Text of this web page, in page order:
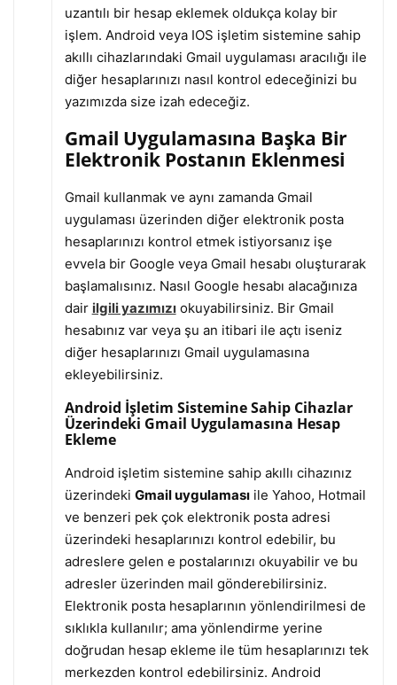
uzantılı bir hesap eklemek oldukça kolay bir
işlem. Android veya IOS işletim sistemine sahip
akıllı cihazlarındaki Gmail uygulaması aracılığı ile
diğer hesaplarınızı nasıl kontrol edeceğinizi bu
yazımızda size izah edeceğiz.
Gmail Uygulamasına Başka Bir
Elektronik Postanın Eklenmesi
Gmail kullanmak ve aynı zamanda Gmail
uygulaması üzerinden diğer elektronik posta
hesaplarınızı kontrol etmek istiyorsanız işe
evvela bir Google veya Gmail hesabı oluşturarak
başlamalısınız. Nasıl Google hesabı alacağınıza
dair ilgili yazımızıokuyabilirsiniz. Bir Gmail
hesabınız var veya şu an itibari ile açtı iseniz
diğer hesaplarınızı Gmail uygulamasına
ekleyebilirsiniz.
Android İşletim Sistemine Sahip Cihazlar
Üzerindeki Gmail Uygulamasına Hesap
Ekleme
Android işletim sistemine sahip akıllı cihazınız
üzerindeki Gmail uygulamasıile Yahoo, Hotmail
ve benzeri pek çok elektronik posta adresi
üzerindeki hesaplarınızı kontrol edebilir, bu
adreslere gelen e postalarınızı okuyabilir ve bu
adresler üzerinden mail gönderebilirsiniz.
Elektronik posta hesaplarının yönlendirilmesi de
sıklıkla kullanılır; ama yönlendirme yerine
doğrudan hesap ekleme ile tüm hesaplarınızı tek
merkezden kontrol edebilirsiniz. Android